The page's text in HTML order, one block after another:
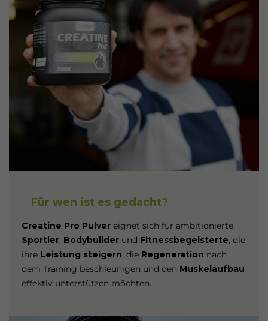
Für wen ist es gedacht?
Creatine Pro Pulvereignet sich für ambitionierte
Sportler, Bodybuilderund Fitnessbegeisterte, die
ihre Leistung steigern, die Regeneration nach
dem Training beschleunigen und den Muskelaufbau
effektiv unterstützen möchten.